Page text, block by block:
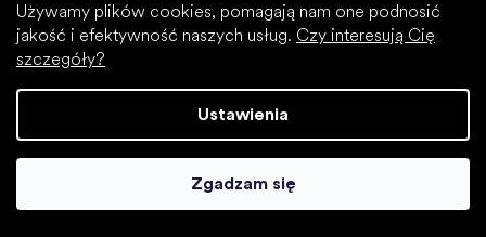
Używamy plików cookies, pomagają nam one podnosić
jakość i efektywność naszych usług. Czy interesują Cię
szczegóły?
Ustawienia
Zgadzam się
Buty sportowe
Wizytowe buty
Be Lenka